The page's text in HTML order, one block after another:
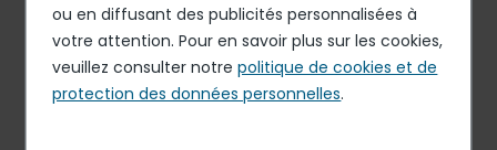
Télécharger le document
PDF - 57.29 Ko
ou en diffusant des publicités personnalisées à
votre attention. Pour en savoir plus sur les cookies,
veuillez consulter notrepolitique de cookies et de
protection des données personnelles.